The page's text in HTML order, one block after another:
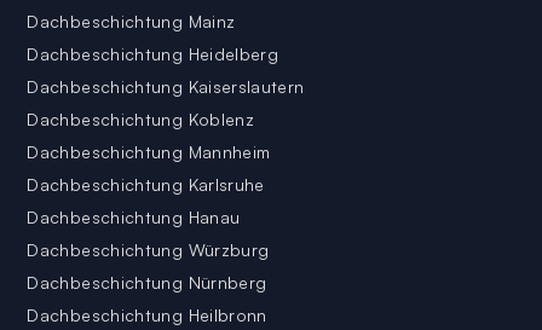
Dachbeschichtung Mainz
Dachbeschichtung Heidelberg
Dachbeschichtung Kaiserslautern
Dachbeschichtung Koblenz
Dachbeschichtung Mannheim
Dachbeschichtung Karlsruhe
Dachbeschichtung Hanau
Dachbeschichtung Würzburg
Dachbeschichtung Nürnberg
Dachbeschichtung Heilbronn